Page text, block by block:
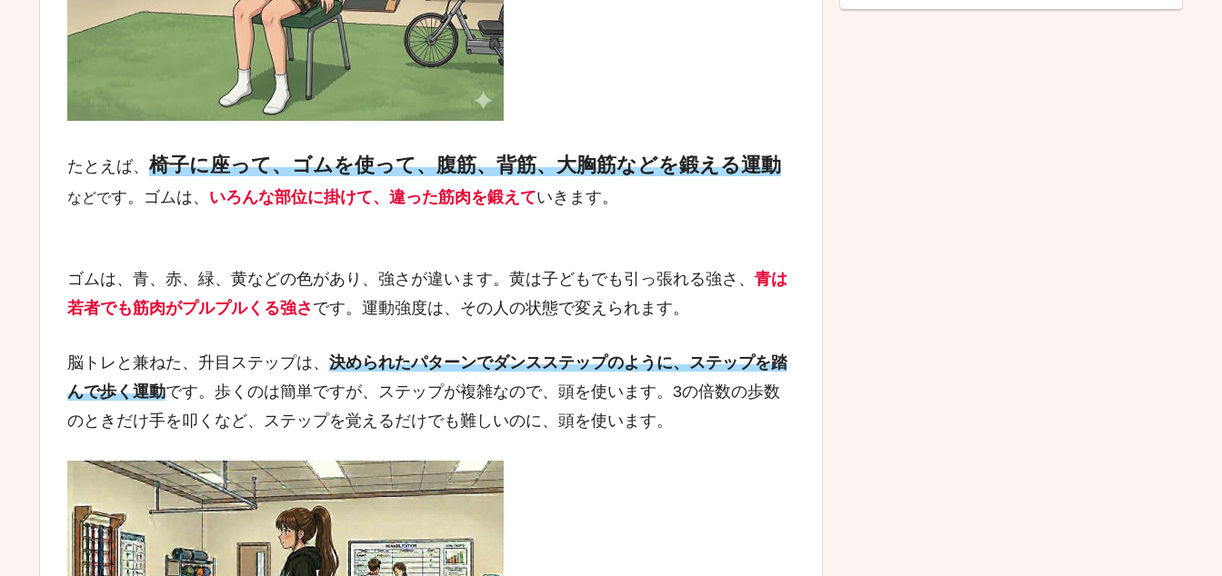
たとえば、 椅子に座って、ゴムを使って、腹筋、背筋、大胸筋などを鍛える運動
などです。ゴムは、 いろんな部位に掛けて、違った筋肉を鍛えていきます。
ゴムは、青、赤、緑、黄などの色があり、強さが違います。黄は子どもでも引っ張れる強さ、 青は
若者でも筋肉がプルプルくる強さ です。運動強度は、その人の状態で変えられます。
脳トレと兼ねた、升目ステップは、 決められたパターンでダンスステップのように、ステップを踏
んで歩く運動です。歩くのは簡単ですが、ステップが複雑なので、頭を使います。3の倍数の歩数
のときだけ手を叩くなど、ステップを覚えるだけでも難しいのに、頭を使います。